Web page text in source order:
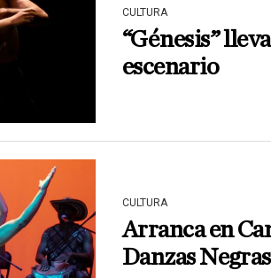
CULTURA
“Génesis”
escenario
CULTURA
Arranca en
Danzas Negras